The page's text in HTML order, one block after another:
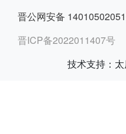
晋公网安备
晋ICP备2022011407号
技术支持：